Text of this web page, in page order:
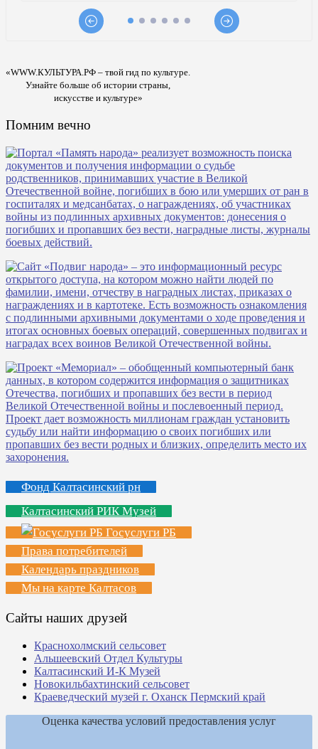
«WWW.КУЛЬТУРА.РФ – твой гид по культуре.
Узнайте больше об истории страны,
искусстве и культуре»
Помним вечно
Фонд Калтасинский рн
Калтасинский РИК Музей
Госуслуги РБ
Права потребителей
Календарь праздников
Мы на карте Калтасов
Сайты наших друзей
Краснохолмский сельсовет
Альшеевский Отдел Культуры
Калтасинский И-К Музей
Новокильбахтинский сельсовет
Краеведческий музей г. Оханск Пермский край
Оценка качества условий предоставления услуг